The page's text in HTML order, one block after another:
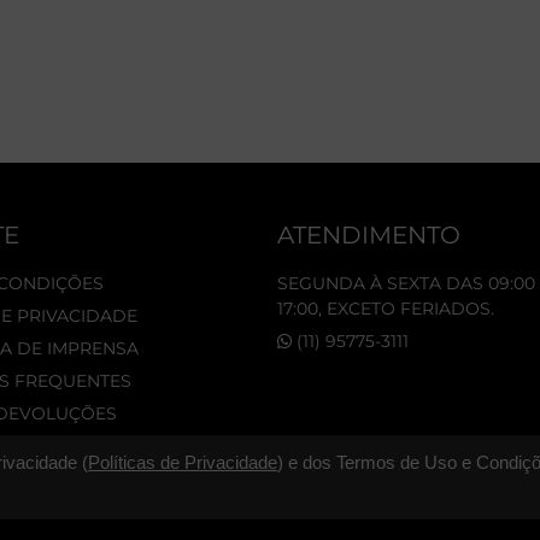
PRIVACIDADE
DE IMPRENSA
FREQUENTES
ATENDIMENTO
SEGUNDA À SEXTA DAS 09:00
17:00, EXCETO FERIADOS.
(11) 95775-3111
(Políticas de Privacidade) e dos Termos de Uso e